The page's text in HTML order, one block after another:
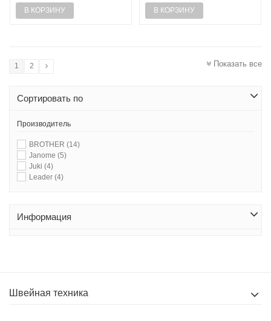
В КОРЗИНУ В КОРЗИНУ
Показать все
1 2
Сортировать по
Производитель
BROTHER (14)
Janome (5)
Juki (4)
Leader (4)
Информация
Швейная техника